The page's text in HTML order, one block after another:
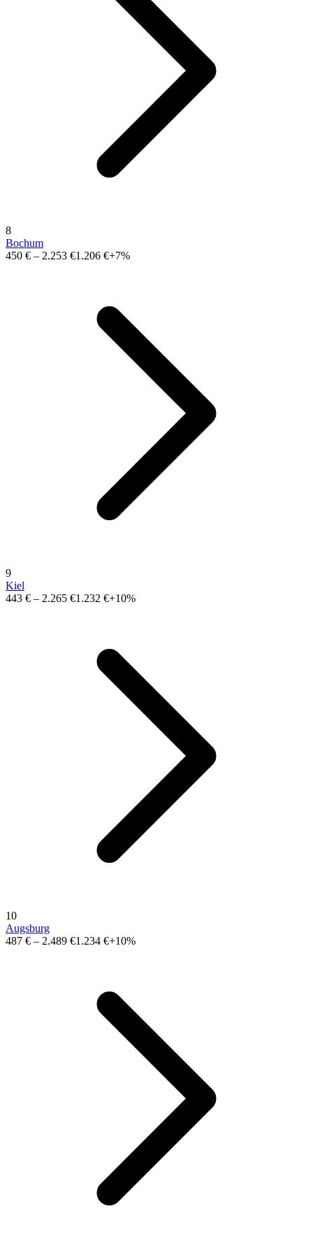
8
Bochum
450 € – 2.253 €1.206 €+7%
9
Kiel
443 € – 2.265 €1.232 €+10%
10
Augsburg
487 € – 2.489 €1.234 €+10%